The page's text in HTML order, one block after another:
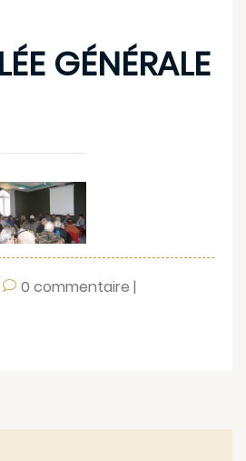
GÉNÉRALE
0 commentaire |